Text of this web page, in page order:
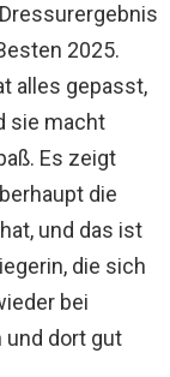
2025.
alles gepasst,
sie macht
Es zeigt
die
und das ist
die sich
bei
und dort gut